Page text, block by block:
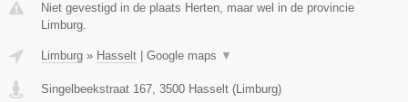
Niet gevestigd in de plaats Herten, maar wel in de provincie
Limburg.
Limburg » Hasselt Google maps ▼
Singelbeekstraat 167, 3500 Hasselt (Limburg)